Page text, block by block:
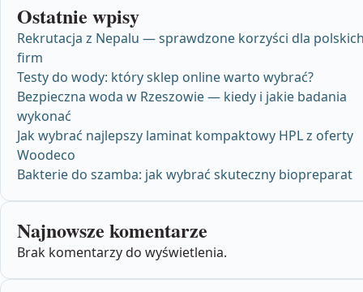
Ostatnie wpisy
Rekrutacja z Nepalu — sprawdzone korzyści dla
firm
Testy do wody: który sklep online warto wybrać?
Bezpieczna woda w Rzeszowie — kiedy i jakie badania
wykonać
Jak wybrać najlepszy laminat kompaktowy HPL z oferty
Woodeco
Bakterie do szamba: jak wybrać skuteczny biopreparat
Najnowsze komentarze
Brak komentarzy do wyświetlenia.